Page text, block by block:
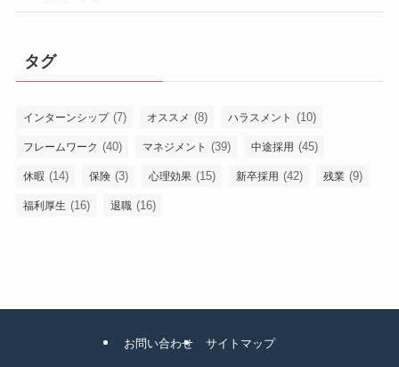
タグ
インターンシップ(7) オススメ (8) ハラスメント (10)
フレームワーク (40) マネジメント (39) 中途採用 (45)
休暇 (14) 保険 (3) 心理効果 (15) 新卒採用 (42) 残業 (9)
福利厚生 (16) 退職 (16)
お問い合わせ サイトマップ